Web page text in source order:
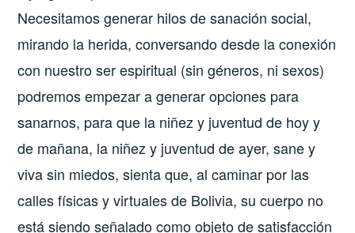
Necesitamos generar hilos de sanación social,
mirando la herida, conversando desde la conexión
con nuestro ser espiritual (sin géneros, ni sexos)
podremos empezar a generar opciones para
sanarnos, para que la niñez y juventud de hoy y
de mañana, la niñez y juventud de ayer, sane y
viva sin miedos, sienta que, al caminar por las
calles físicas y virtuales de Bolivia, su cuerpo no
está siendo señalado como objeto de satisfacción